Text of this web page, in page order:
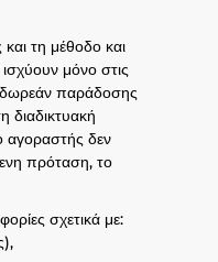
τη μέθοδο και
μόνο στις
δωρεάν παράδοσης
αγοραστής δεν
πρόταση, το
σχετικά με: